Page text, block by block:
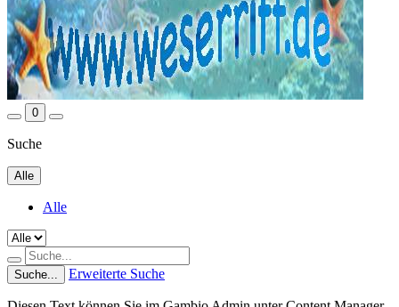
0
Suche
Alle
Alle
Suche... Erweiterte Suche